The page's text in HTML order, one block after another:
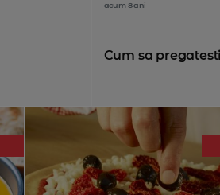
acum 8 ani
Cum sa